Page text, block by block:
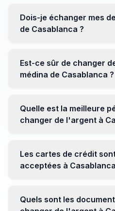
Dois-je échanger mes
de Casablanca ?
être moins avantageux.
bureaux de change en ville
Est-ce sûr de changer
médina de Casablanca ?
établissements réputés pour
Quelle est la meilleure
changer de l'argent à
soyez attentif aux
de vos devises.
Les cartes de crédit
acceptées à
Cependant, avoir un peu de
Quels sont les